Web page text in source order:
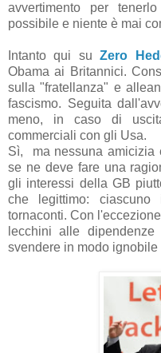
avvertimento per
possibile e niente è mai
Intanto qui su Zero
Obama ai Britannici.
sulla "fratellanza" e
fascismo. Seguita
meno, in caso di
commerciali con gli Usa.
Sì, ma nessuna amicizia
se ne deve fare una
gli interessi della GB
che legittimo:
tornaconti. Con
lecchini alle
svendere in modo